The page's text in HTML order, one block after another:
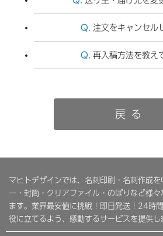
注文をキャンセル
再入稿方法を教え
戻る
マヒトデザインでは、名刺印刷・名刺作成
ー・封筒・クリアファイル・のぼりなど様
ます。業界最安値に挑戦！即日発送！24時
役に立てるよう、感動するサービスを提供し